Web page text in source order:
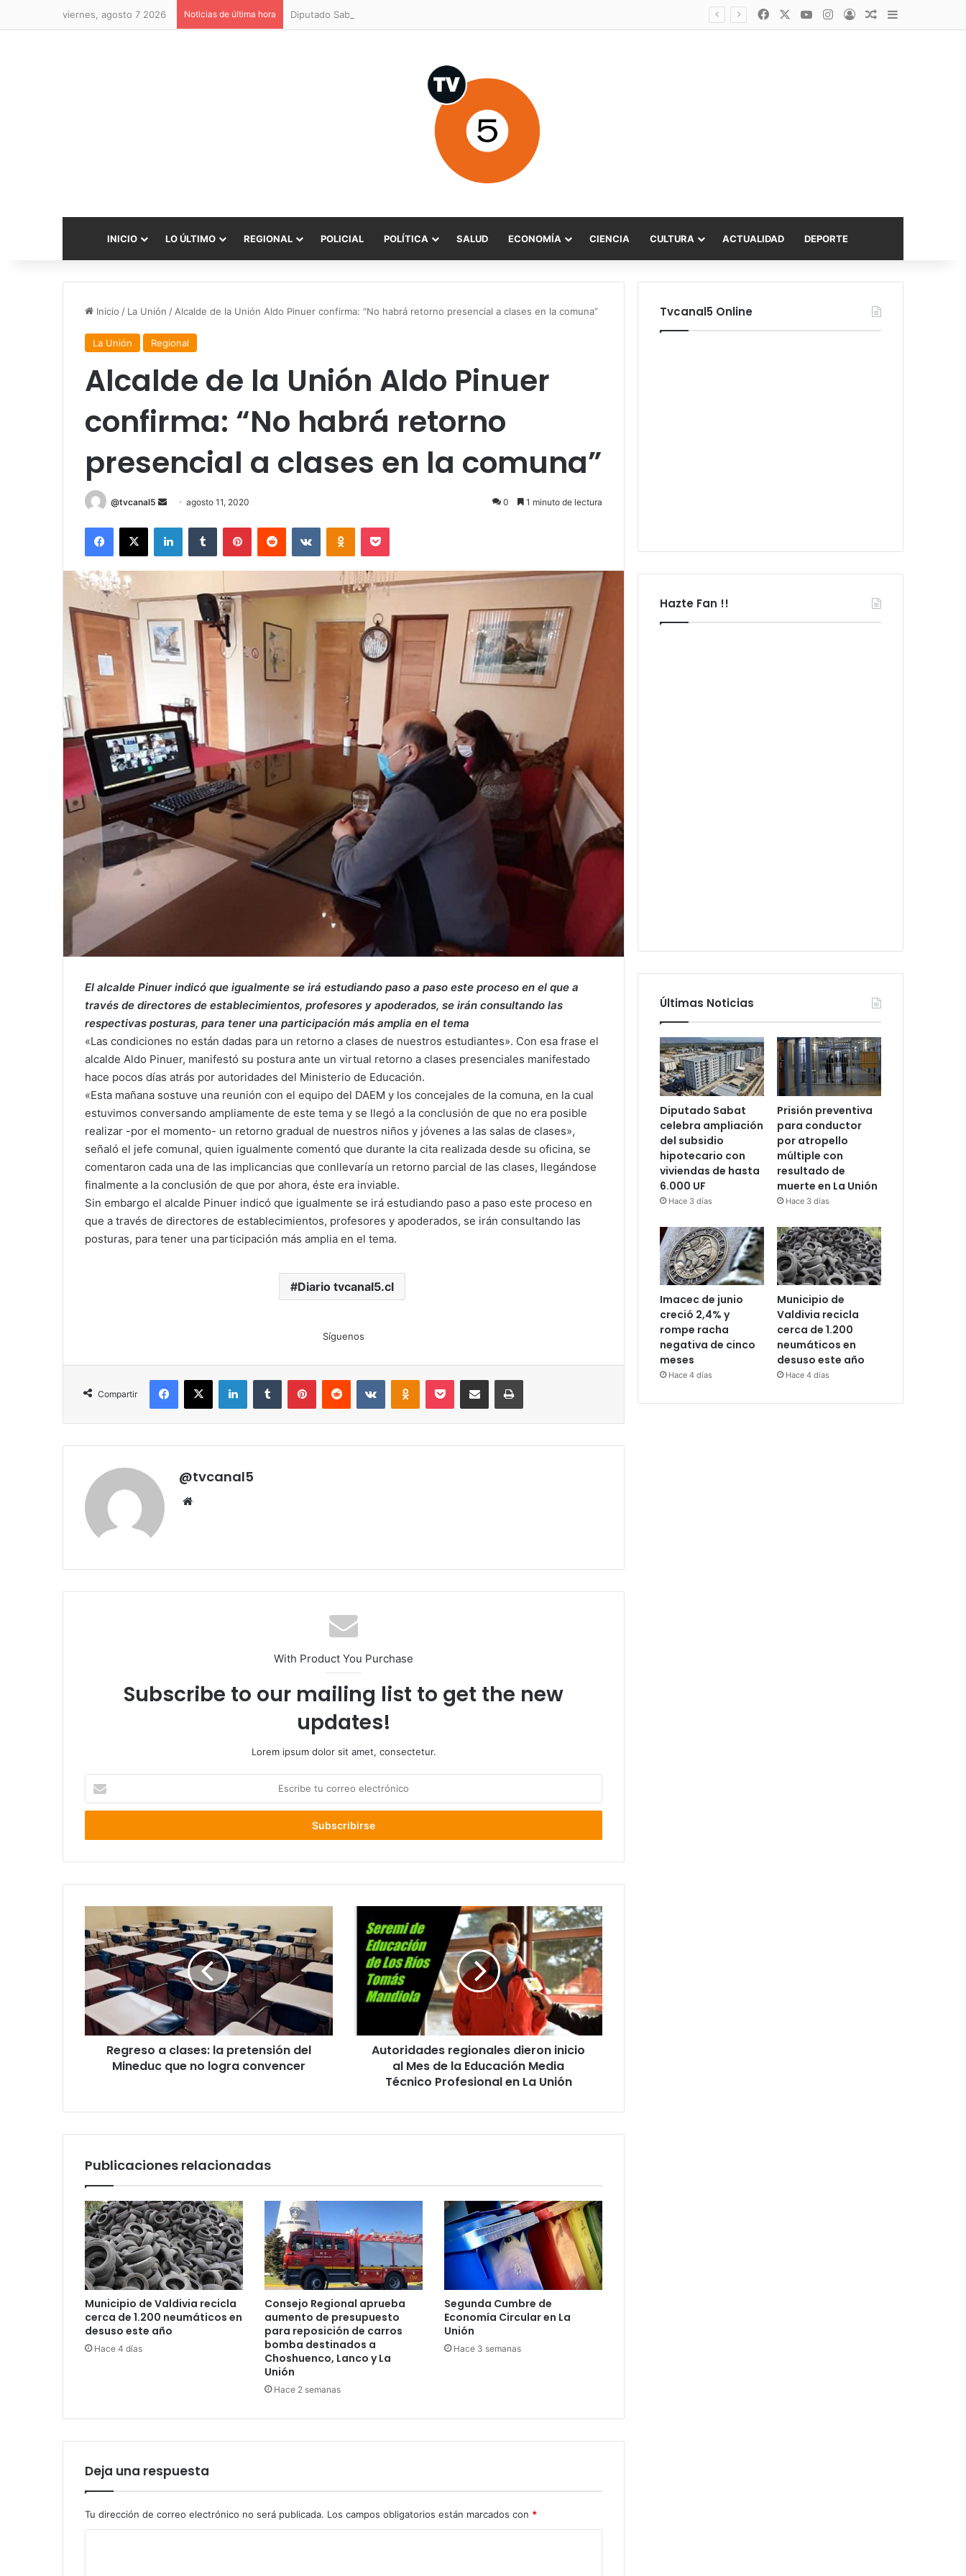
viernes, agosto 7 2026 Noticias de última hora FacebookYouTubeInstagram
AccesoPublicación al
Barra lateral
INICIO LO ÚLTIMO REGIONAL POLICIAL POLÍTICA SALUD ECONOMÍA CIENCIA CULTURA ACTUALIDAD DEPORTE
Inicio / La Unión / Alcalde de la Unión Aldo Pinuer confirma: “No habrá retorno presencial a clases en la comuna”
La Unión Regional
Alcalde de la Unión Aldo Pinuer
confirma: “No habrá retorno
presencial a clases en la comuna”
@tvcanal5
Send
email
agosto 11, 2020 0 1 minuto de lectura
Facebook
X LinkedInTumblr PinterestReddit VKontakteOdnoklassniki
Pocket
El alcalde Pinuer indicó que igualmente se irá estudiando paso a paso este proceso en el que a
través de directores de establecimientos, profesores y apoderados, se irán consultando las
respectivas posturas, para tener una participación más amplia en el tema
«Las condiciones no están dadas para un retorno a clases de nuestros estudiantes». Con esa frase el
alcalde Aldo Pinuer, manifestó su postura ante un virtual retorno a clases presenciales manifestado
hace pocos días atrás por autoridades del Ministerio de Educación.
«Esta mañana sostuve una reunión con el equipo del DAEM y los concejales de la comuna, en la cual
estuvimos conversando ampliamente de este tema y se llegó a la conclusión de que no era posible
realizar -por el momento- un retorno gradual de nuestros niños y jóvenes a las salas de clases»,
señaló el jefe comunal, quien igualmente comentó que durante la cita realizada desde su oficina, se
comentaron cada una de las implicancias que conllevaría un retorno parcial de las clases, llegándose
finalmente a la conclusión de que por ahora, éste era inviable.
Sin embargo el alcalde Pinuer indicó que igualmente se irá estudiando paso a paso este proceso en
que a través de directores de establecimientos, profesores y apoderados, se irán consultando las
posturas, para tener una participación más amplia en el tema.
Diario tvcanal5.cl
Síguenos
Compartir
Facebook
X LinkedInTumblr PinterestReddit VKontakteOdnoklassniki
Pocket Compartir por correo electrónicoImprimir
@tvcanal5
With Product You Purchase
Subscribe to our mailing list to get the new
updates!
Lorem ipsum dolor sit amet, consectetur.
correo
a
clases:
la
pretensión
del
Mineduc
que
no
convencer
Regreso a clases: la pretensión del
Mineduc que no logra convencer
regionales
dieron
inicio
Mes
Educación
Media
Profesional
Autoridades regionales dieron inicio
al Mes de la Educación Media
Técnico Profesional en La Unión
Publicaciones relacionadas
Municipio de Valdivia recicla
cerca de 1.200 neumáticos en
desuso este año
Hace 4 días
Consejo Regional aprueba
aumento de presupuesto
para reposición de carros
bomba destinados a
Choshuenco, Lanco y La
Unión
Hace 2 semanas
Segunda Cumbre de
Economía Circular en La
Unión
Hace 3 semanas
Deja una respuesta
Tu dirección de correo electrónico no será publicada. Los campos obligatorios están marcados con *
Tvcanal5 Online
Hazte Fan !!
Últimas Noticias
Diputado Sabat
celebra ampliación
del subsidio
hipotecario con
viviendas de hasta
6.000 UF
Hace 3 días
Prisión preventiva
para conductor
por atropello
múltiple con
resultado de
muerte en La Unión
Hace 3 días
Imacec de junio
creció 2,4% y
rompe racha
negativa de cinco
meses
Hace 4 días
Municipio de
Valdivia recicla
cerca de 1.200
neumáticos en
desuso este año
Hace 4 días